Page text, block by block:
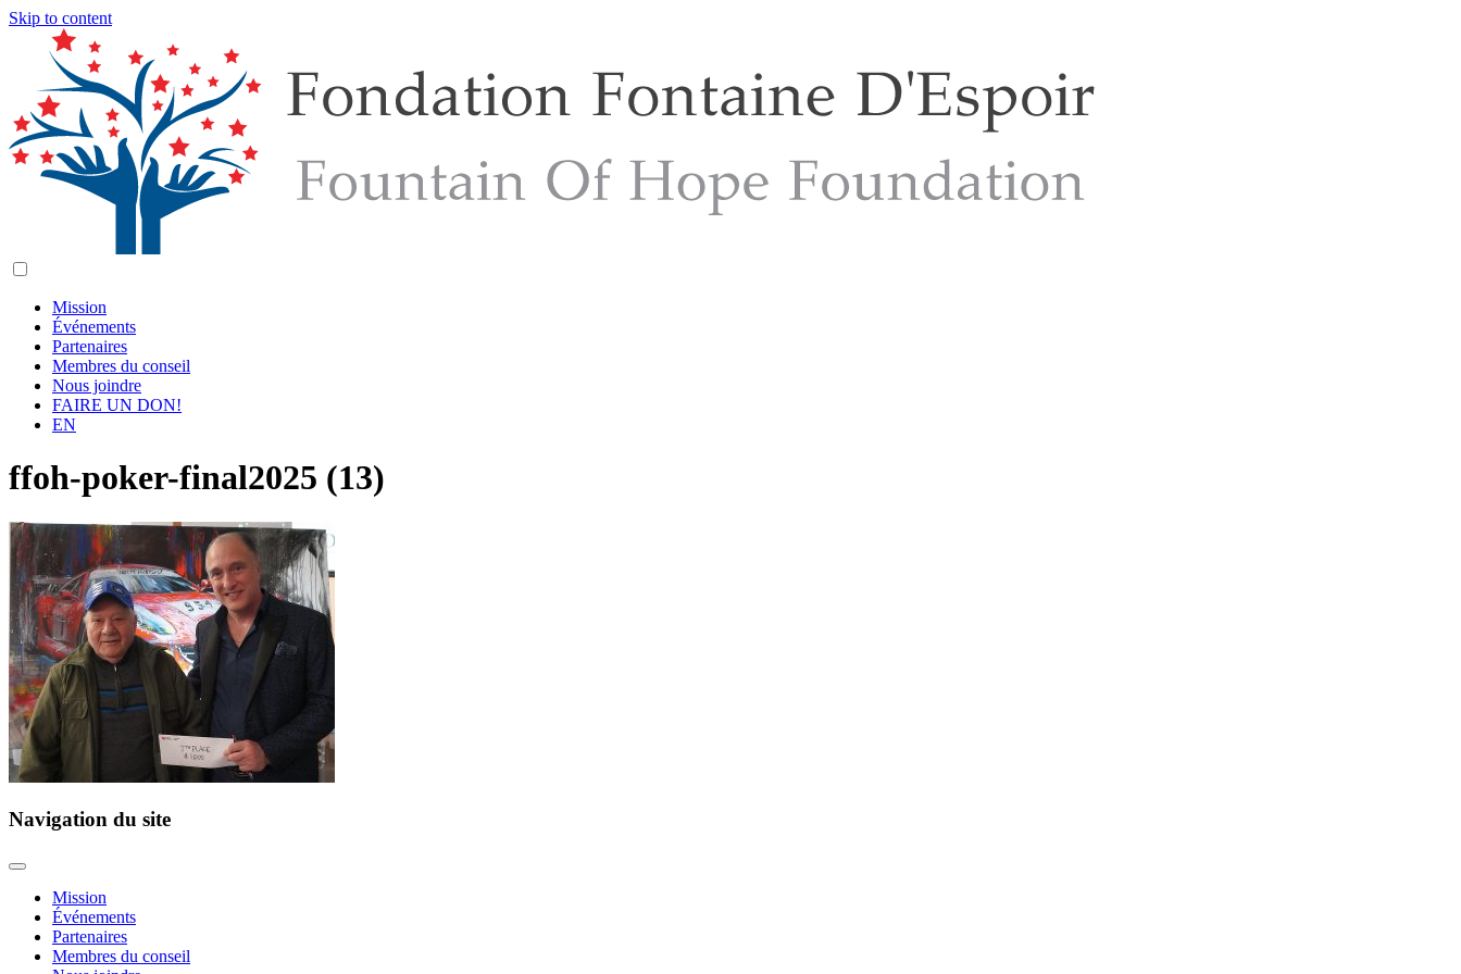
Skip to content
Mission
Événements
Partenaires
Membres du conseil
Nous joindre
FAIRE UN DON!
EN
ffoh-poker-final2025 (13)
Navigation du site
Mission
Événements
Partenaires
Membres du conseil